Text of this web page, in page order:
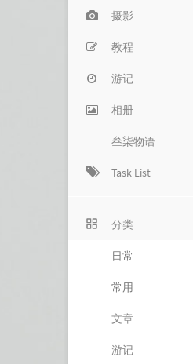
摄影
教程
游记
相册
叁柒物语
Task List
分类
日常
常用
文章
游记